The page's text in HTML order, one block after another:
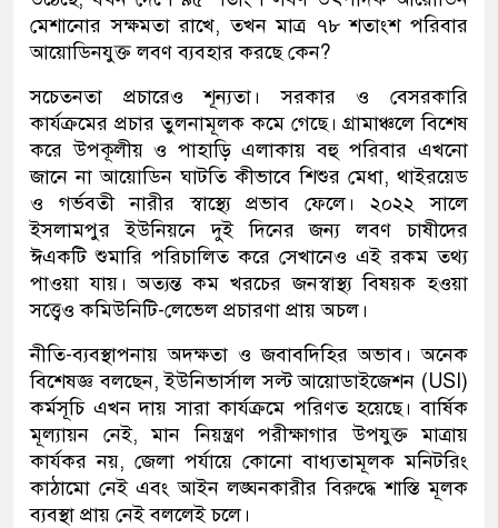
মেশানোর সক্ষমতা রাখে, তখন মাত্র ৭৮ শতাংশ পরিবার
আয়োডিনযুক্ত লবণ ব্যবহার করছে কেন?
সচেতনতা প্রচারেও শূন্যতা। সরকার ও বেসরকারি
কার্যক্রমের প্রচার তুলনামূলক কমে গেছে। গ্রামাঞ্চলে বিশেষ
করে উপকূলীয় ও পাহাড়ি এলাকায় বহু পরিবার এখনো
জানে না আয়োডিন ঘাটতি কীভাবে শিশুর মেধা, থাইরয়েড
ও গর্ভবতী নারীর স্বাস্থ্যে প্রভাব ফেলে। ২০২২ সালে
ইসলামপুর ইউনিয়নে দুই দিনের জন্য লবণ চাষীদের
ঈএকটি শুমারি পরিচালিত করে সেখানেও এই রকম তথ্য
পাওয়া যায়। অত্যন্ত কম খরচের জনস্বাস্থ্য বিষয়ক হওয়া
সত্ত্বেও কমিউনিটি-লেভেল প্রচারণা প্রায় অচল।
নীতি-ব্যবস্থাপনায় অদক্ষতা ও জবাবদিহির অভাব।‌ অনেক
বিশেষজ্ঞ বলছেন, ইউনিভার্সাল সল্ট আয়োডাইজেশন (USI)
কর্মসূচি এখন দায় সারা কার্যক্রমে পরিণত হয়েছে। বার্ষিক
মূল্যায়ন নেই, মান নিয়ন্ত্রণ পরীক্ষাগার উপযুক্ত মাত্রায়
কার্যকর নয়, জেলা পর্যায়ে কোনো বাধ্যতামূলক মনিটরিং
কাঠামো নেই এবং আইন লঙ্ঘনকারীর বিরুদ্ধে শাস্তি মূলক
ব্যবস্থা প্রায় নেই বললেই চলে।